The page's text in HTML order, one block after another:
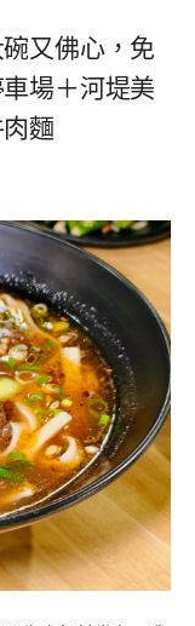
又佛心，免
場＋河堤美
麵